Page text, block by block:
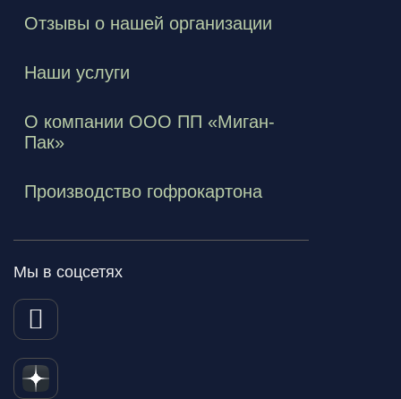
Отзывы о нашей организации
Наши услуги
О компании ООО ПП «Миган-
Пак»
Производство гофрокартона
Мы в соцсетях